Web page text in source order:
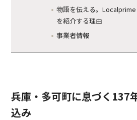
物語を伝える。
を紹介する理由
事業者情報
兵庫・多可町に息づく137
込み